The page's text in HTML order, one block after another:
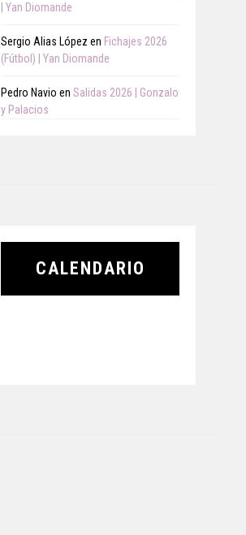
| Yan Diomande
Sergio Alias López en Fichajes 2026
(Fútbol) | Yan Diomande
Pedro Navio en Salidas 2026 | Gonzalo
y Palacios
CALENDARIO